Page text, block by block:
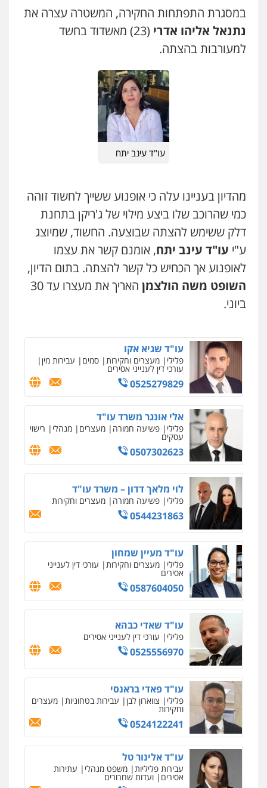
במסגרת התפתחות החקירה, המשטרה עצרה את
נתנאל אליהו אדרי
(23) מאשדוד בחשד
למעורבות בהצתה.
עו"ד עינב יתח
מהדיון בעניינו עלה כי אופנוע ששייך לחשוד זוהה
כמי שהרוכב שלו ביצע מילוי של ג'ריקן בתחנת
דלק ששימש להצתה שבוצעה. החשוד, שמיוצג
ע"י עו"ד עינב יתח, אומנם קשר את עצמו
לאופנוע אך הכחיש כל קשר להצתה. בתום הדיון,
השופט משה הולצמן
האריך את מעצרו עד 30
ביוני.
עו"ד אבי כהן
פלילי פשיעה חמורה קטינים אלימות
סמים עבירות מין
0523647066
ויקי שמואל – משרד עו"ד
פלילי משפט פלילי
0528959600
קורל קרוז – עורך דין פלילי
משפט פלילי
עו"ד עלי סעדי
פלילי ליווי וייצוג בחקירות
ומעצרים
0508824984
עו"ד תומר בנישתי
פלילי מעצרים וחקירות צווארון לבן פשיעה
עו"ד שגיא אקו
פלילי מעצרים וחקירות סמים עבירות מין
עורכי דין לענייני אסירים
0525279829
אלי אונגר משרד עו"ד
פלילי פשיעה חמורה מעצרים מנהלי רישוי
עסקים
0507302623
לוי מלאך דדון – משרד עו"ד
פלילי פשיעה חמורה מעצרים וחקירות
0544231863
עו"ד מעיין שמחון
פלילי מעצרים וחקירות עורכי דין לענייני
אסירים
0587604050
עו"ד שאדי כבהא
פלילי עורכי דין לענייני אסירים
0525556970
עו"ד פאדי בראנסי
פלילי צווארון לבן עבירות בטחוניות מעצרים
וחקירות
0524122241
עו"ד אלינור טל
עבירות פליליות משפט מנהלי עתירות
אסירים ועדות שחרורים